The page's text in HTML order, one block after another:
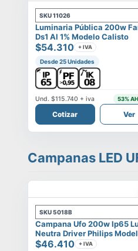
SKU11026
Luminaria Pública 200w
Ds1 Al 1% Modelo Calisto
$54.310 + IVA
Desde 25 Unidades
Und.$115.740 + iva 53%
Cotizar Ver
Campanas LED
SKU5018B
Campana Ufo 200w Ip65
Neutra Driver Philips
Eltanin
$46.410 + IVA